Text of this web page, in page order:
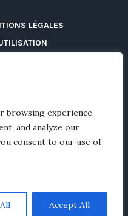
browsing experience,
and analyze our
consent to our use of
Accept All
LÉGALES
(UE)
droits réservés.